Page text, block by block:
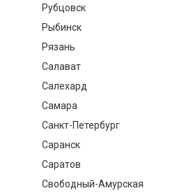
Рубцовск
Рыбинск
Рязань
Салават
Салехард
Самара
Санкт-Петербург
Саранск
Саратов
Свободный-Амурская